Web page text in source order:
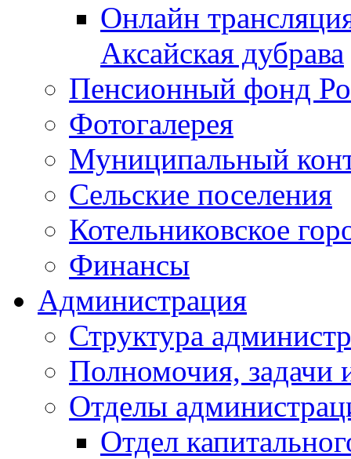
Онлайн
Аксайская дубрава
Пенсионный фонд
Фотогалерея
Муниципальный
Сельские поселения
Котельниковское
Финансы
Администрация
Структура
Полномочия, задачи
Отделы
Отдел